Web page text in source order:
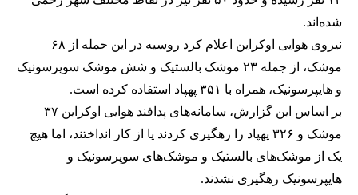
شده‌اند.
نیروی هوایی اوکراین اعلام کرد روسیه در این حمله از ۶۸
موشک، از جمله ۲۳ موشک بالستیک و شش موشک سوپرسونیک
و هایپرسونیک، همراه با ۳۵۱ پهپاد استفاده کرده است.
بر اساس این گزارش، سامانه‌های پدافند هوایی اوکراین ۳۷
موشک و ۳۲۶ پهپاد را رهگیری کردند یا از کار انداختند، اما هیچ
یک از موشک‌های بالستیک و موشک‌های سوپرسونیک و
هایپرسونیک رهگیری نشدند.